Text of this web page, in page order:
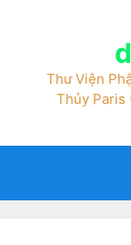
Thư Viện
Thủy Paris